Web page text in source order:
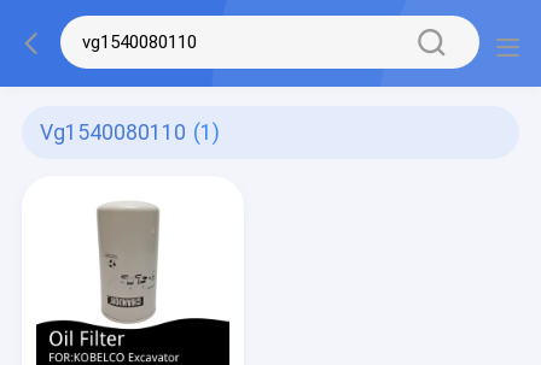
Vg1540080110 (1)